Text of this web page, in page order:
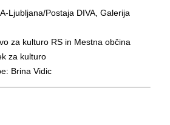
Ljubljana/Postaja DIVA, Galerija
za kulturo RS in Mestna občina
za kulturo
Brina Vidic